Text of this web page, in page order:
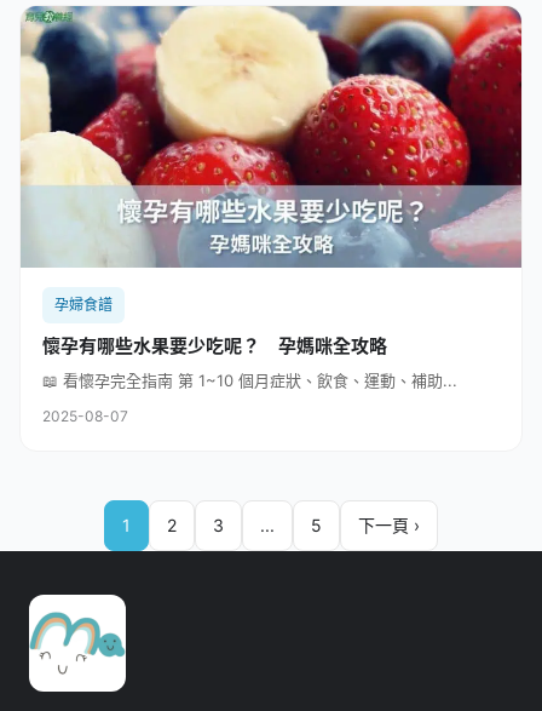
孕婦食譜
懷孕有哪些水果要少吃呢？ 孕媽咪全攻略
📖 看懷孕完全指南 第 1~10 個月症狀、飲食、運動、補助...
2025-08-07
1 2 3 ... 5 下一頁 ›